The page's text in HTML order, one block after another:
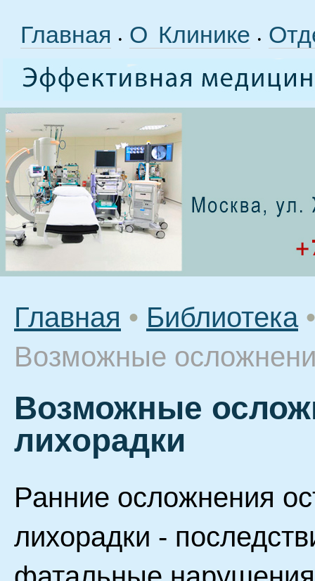
Главная • О Клинике •
Главная • Библиотека •
Возможные
Возможные
лихорадки
Ранние осложнения
лихорадки -